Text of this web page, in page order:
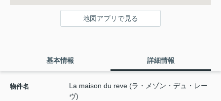
地図アプリで見る
基本情報 詳細情報
物件名
La maison du reve (ラ・メゾン・デュ・レー
ヴ)